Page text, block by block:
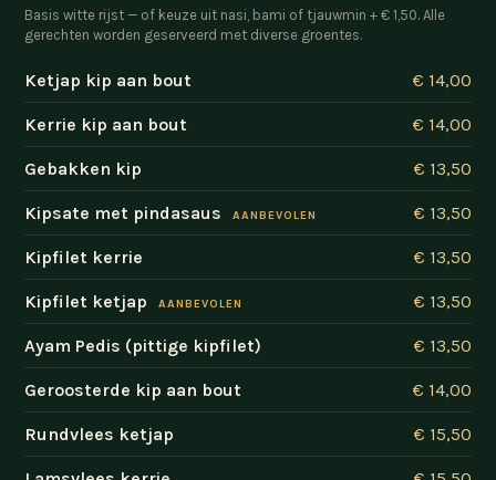
Basis witte rijst — of keuze uit nasi, bami of tjauwmin + € 1,50. Alle
gerechten worden geserveerd met diverse groentes.
Ketjap kip aan bout € 14,00
Kerrie kip aan bout € 14,00
Gebakken kip € 13,50
Kipsate met pindasaus AANBEVOLEN € 13,50
Kipfilet kerrie € 13,50
Kipfilet ketjap AANBEVOLEN € 13,50
Ayam Pedis (pittige kipfilet) € 13,50
Geroosterde kip aan bout € 14,00
Rundvlees ketjap € 15,50